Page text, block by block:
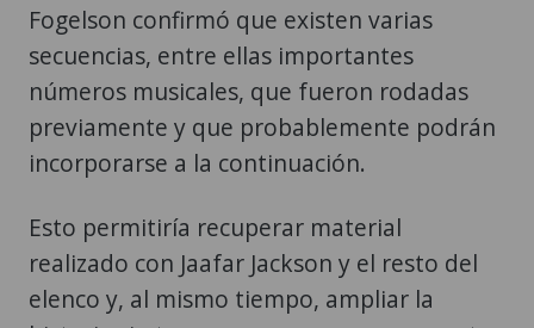
Fogelson confirmó que existen varias
secuencias, entre ellas importantes
números musicales, que fueron rodadas
previamente y que probablemente podrán
incorporarse a la continuación.
Esto permitiría recuperar material
realizado con Jaafar Jackson y el resto del
elenco y, al mismo tiempo, ampliar la